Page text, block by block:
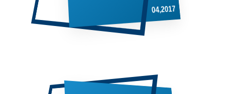
04,2017